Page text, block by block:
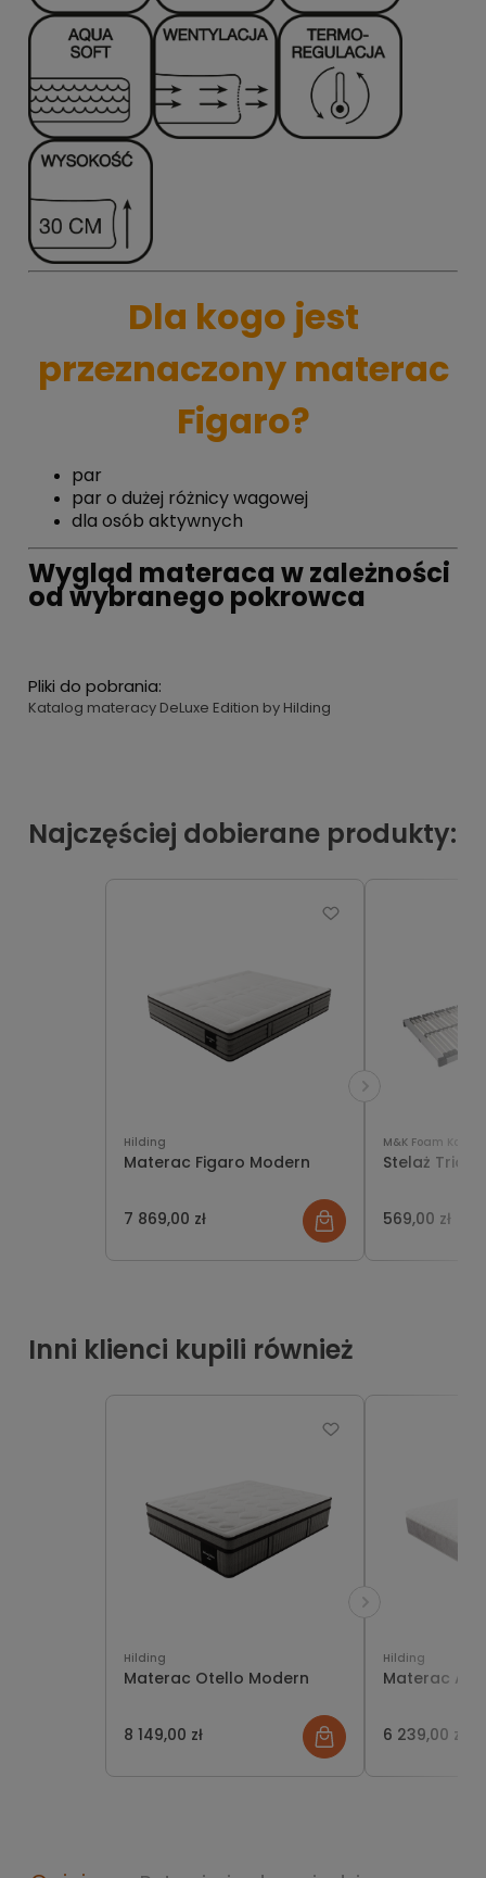
Dla kogo jest
przeznaczony materac
Figaro?
par
par o dużej różnicy wagowej
dla osób aktywnych
Wygląd materaca w zależności
od wybranego pokrowca
Pliki do pobrania:
Katalog materacy DeLuxe Edition by Hilding
Najczęściej dobierane produkty:
Hilding
Materac Figaro Modern
7 869,00 zł
M&K Foam Koło
Stelaż
569,00 zł
Inni klienci kupili również
Hilding
Materac Otello Modern
8 149,00 zł
Hilding
Materac
6 239,00 zł